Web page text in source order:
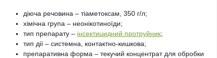
діюча речовина – тіаметоксам, 350 г/л;
хімічна група – неонікотиноїди;
тип препарату – інсектицидний протруйник;
тип дії – системна, контактно-кишкова;
препаративна форма – текучий концентрат для обробки